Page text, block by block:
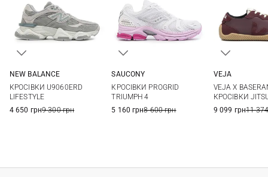
6 US
6,5 US
NEW BALANCE
КРОСІВКИ U9060ERD
LIFESTYLE
4 650 грн9 300 грн
8 US
8,5 US
SAUCONY
КРОСІВКИ PROGRID
TRIUMPH 4
5 160 грн8 600 грн
VEJA
VEJA X
КРОСІВКИ
9 099 грн11